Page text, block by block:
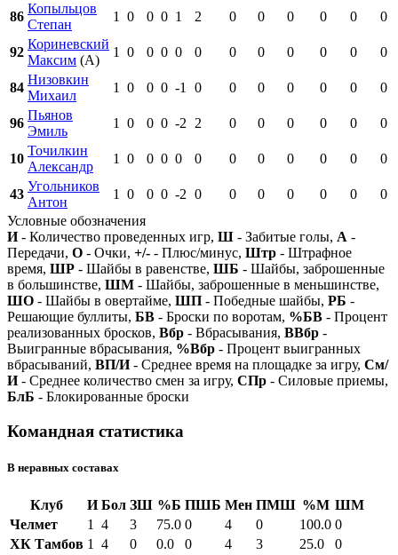
86
Копыльцов
Степан
1 0 0 0 1 2 0 0 0 0 0 0
92
Кориневский
Максим (А)
1 0 0 0 0 0 0 0 0 0 0 0
84
Низовкин
Михаил
1 0 0 0 -1 0 0 0 0 0 0 0
96
Пьянов
Эмиль
1 0 0 0 -2 2 0 0 0 0 0 0
10
Точилкин
Александр
1 0 0 0 0 0 0 0 0 0 0 0
43
Угольников
Антон
1 0 0 0 -2 0 0 0 0 0 0
0
Условные обозначения
И- Количество проведенных игр, Ш - Забитые голы, А -
Передачи, О - Очки, +/- - Плюс/минус, Штр - Штрафное
время, ШР - Шайбы в равенстве, ШБ - Шайбы, заброшенные
в большинстве, ШМ - Шайбы, заброшенные в меньшинстве,
ШО - Шайбы в овертайме, ШП - Победные шайбы, РБ -
Решающие буллиты, БВ - Броски по воротам, %БВ - Процент
реализованных бросков, Вбр - Вбрасывания, ВВбр -
Выигранные вбрасывания, %Вбр - Процент выигранных
вбрасываний, ВП/И- Среднее время на площадке за игру, См/
И- Среднее количество смен за игру, СПр - Силовые приемы,
БлБ - Блокированные броски
Командная статистика
В неравных составах
Клуб И Бол ЗШ %Б ПШБ Мен ПМШ %М ШМ
Челмет
1 4 3 75.0 0 4 0 100.0 0
ХК Тамбов 1 4 0 0.0 0 4 3 25.0 0